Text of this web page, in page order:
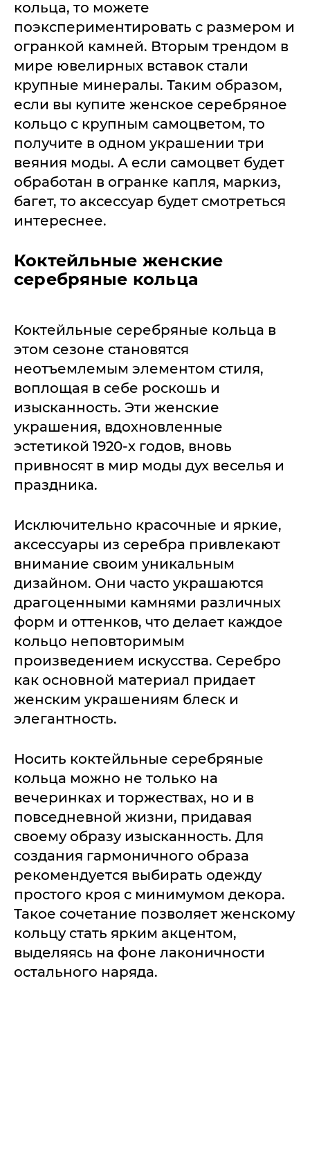
кольца, то можете
поэкспериментировать с размером и
огранкой камней. Вторым трендом в
мире ювелирных вставок стали
крупные минералы. Таким образом,
если вы купите женское серебряное
кольцо с крупным самоцветом, то
получите в одном украшении три
веяния моды. А если самоцвет будет
обработан в огранке капля, маркиз,
багет, то аксессуар будет смотреться
интереснее.
Коктейльные женские
серебряные кольца
Коктейльные серебряные кольца в
этом сезоне становятся
неотъемлемым элементом стиля,
воплощая в себе роскошь и
изысканность. Эти женские
украшения, вдохновленные
эстетикой 1920-х годов, вновь
привносят в мир моды дух веселья и
праздника.
Исключительно красочные и яркие,
аксессуары из серебра привлекают
внимание своим уникальным
дизайном. Они часто украшаются
драгоценными камнями различных
форм и оттенков, что делает каждое
кольцо неповторимым
произведением искусства. Серебро
как основной материал придает
женским украшениям блеск и
элегантность.
Носить коктейльные серебряные
кольца можно не только на
вечеринках и торжествах, но и в
повседневной жизни, придавая
своему образу изысканность. Для
создания гармоничного образа
рекомендуется выбирать одежду
простого кроя с минимумом декора.
Такое сочетание позволяет женскому
кольцу стать ярким акцентом,
выделяясь на фоне лаконичности
остального наряда.